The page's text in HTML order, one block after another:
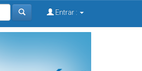
Entrar :